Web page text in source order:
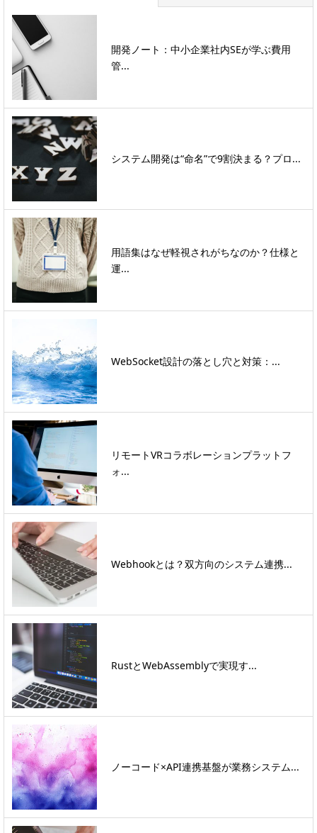
開発ノート：中小企業社内SEが学ぶ費用
管...
システム開発は“命名”で9割決まる？プロ...
用語集はなぜ軽視されがちなのか？仕様と
運...
WebSocket設計の落とし穴と対策：...
リモートVRコラボレーションプラットフ
ォ...
Webhookとは？双方向のシステム連携...
RustとWebAssemblyで実現す...
ノーコード×API連携基盤が業務システム...